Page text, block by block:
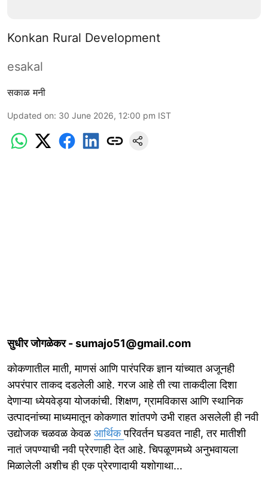
Konkan Rural Development
esakal
सकाळ मनी
Updated on: 30 June 2026, 12:00 pm IST
सुधीर जोगळेकर - sumajo51@gmail.com
कोकणातील माती, माणसं आणि पारंपरिक ज्ञान यांच्यात अजूनही
अपरंपार ताकद दडलेली आहे. गरज आहे ती त्या ताकदीला दिशा
देणाऱ्या ध्येयवेड्या योजकांची. शिक्षण, ग्रामविकास आणि स्थानिक
उत्पादनांच्या माध्यमातून कोकणात शांतपणे उभी राहत असलेली ही नवी
उद्योजक चळवळ केवळ आर्थिकपरिवर्तन घडवत नाही, तर मातीशी
नातं जपण्याची नवी प्रेरणाही देत आहे. चिपळूणमध्ये अनुभवायला
मिळालेली अशीच ही एक प्रेरणादायी यशोगाथा...